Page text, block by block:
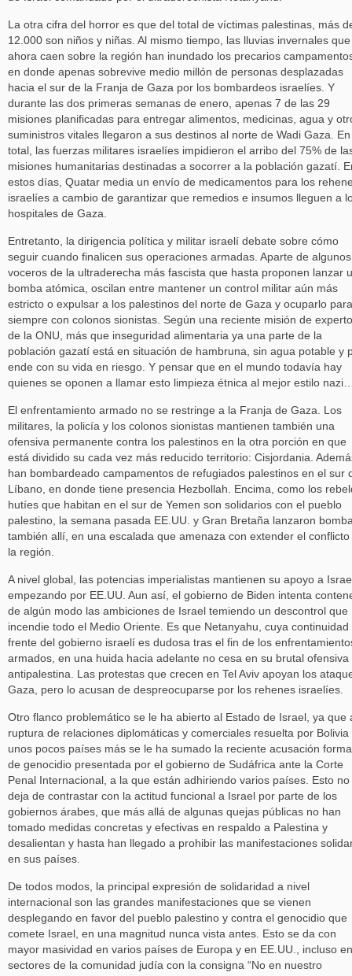
La otra cifra del horror es que del total de víctimas palestinas, más
12.000 son niños y niñas. Al mismo tiempo, las lluvias invernales que
ahora caen sobre la región han inundado los precarios
en donde apenas sobrevive medio millón de personas desplazadas
hacia el sur de la Franja de Gaza por los bombardeos israelíes. Y
durante las dos primeras semanas de enero, apenas 7 de las 29
misiones planificadas para entregar alimentos, medicinas, agua y
suministros vitales llegaron a sus destinos al norte de Wadi Gaza. En
total, las fuerzas militares israelíes impidieron el arribo del 75% de
misiones humanitarias destinadas a socorrer a la población gazatí.
estos días, Quatar media un envío de medicamentos para los
israelíes a cambio de garantizar que remedios e insumos lleguen a
hospitales de Gaza.
Entretanto, la dirigencia política y militar israelí debate sobre cómo
seguir cuando finalicen sus operaciones armadas. Aparte de algunos
voceros de la ultraderecha más fascista que hasta proponen lanzar
bomba atómica, oscilan entre mantener un control militar aún más
estricto o expulsar a los palestinos del norte de Gaza y ocuparlo para
siempre con colonos sionistas. Según una reciente misión de
de la ONU, más que inseguridad alimentaria ya una parte de la
población gazatí está en situación de hambruna, sin agua potable y
ende con su vida en riesgo. Y pensar que en el mundo todavía hay
quienes se oponen a llamar esto limpieza étnica al mejor estilo
El enfrentamiento armado no se restringe a la Franja de Gaza. Los
militares, la policía y los colonos sionistas mantienen también una
ofensiva permanente contra los palestinos en la otra porción en que
está dividido su cada vez más reducido territorio: Cisjordania.
han bombardeado campamentos de refugiados palestinos en el sur
Líbano, en donde tiene presencia Hezbollah. Encima, como los
hutíes que habitan en el sur de Yemen son solidarios con el pueblo
palestino, la semana pasada EE.UU. y Gran Bretaña lanzaron
también allí, en una escalada que amenaza con extender el conflicto
la región.
A nivel global, las potencias imperialistas mantienen su apoyo a
empezando por EE.UU. Aun así, el gobierno de Biden intenta
de algún modo las ambiciones de Israel temiendo un descontrol que
incendie todo el Medio Oriente. Es que Netanyahu, cuya continuidad
frente del gobierno israelí es dudosa tras el fin de los
armados, en una huida hacia adelante no cesa en su brutal ofensiva
antipalestina. Las protestas que crecen en Tel Aviv apoyan los
Gaza, pero lo acusan de despreocuparse por los rehenes israelíes.
Otro flanco problemático se le ha abierto al Estado de Israel, ya que
ruptura de relaciones diplomáticas y comerciales resuelta por Bolivia
unos pocos países más se le ha sumado la reciente acusación
de genocidio presentada por el gobierno de Sudáfrica ante la Corte
Penal Internacional, a la que están adhiriendo varios países. Esto no
deja de contrastar con la actitud funcional a Israel por parte de los
gobiernos árabes, que más allá de algunas quejas públicas no han
tomado medidas concretas y efectivas en respaldo a Palestina y
desalientan y hasta han llegado a prohibir las manifestaciones
en sus países.
De todos modos, la principal expresión de solidaridad a nivel
internacional son las grandes manifestaciones que se vienen
desplegando en favor del pueblo palestino y contra el genocidio que
comete Israel, en una magnitud nunca vista antes. Esto se da con
mayor masividad en varios países de Europa y en EE.UU., incluso en
sectores de la comunidad judía con la consigna “No en nuestro